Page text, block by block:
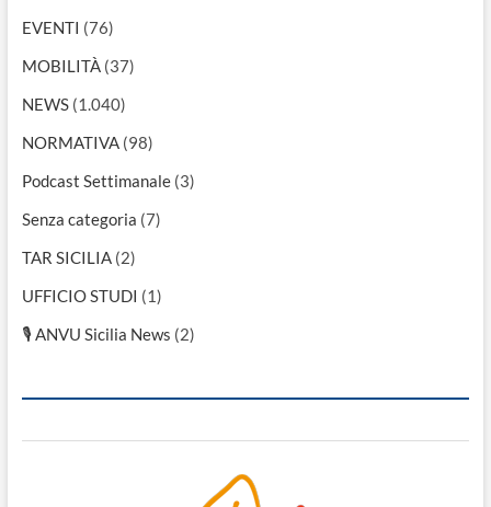
EVENTI (76)
MOBILITÀ(37)
NEWS(1.040)
NORMATIVA(98)
Podcast Settimanale(3)
Senza categoria (7)
TAR SICILIA(2)
UFFICIO STUDI (1)
🎙 ANVU Sicilia News (2)